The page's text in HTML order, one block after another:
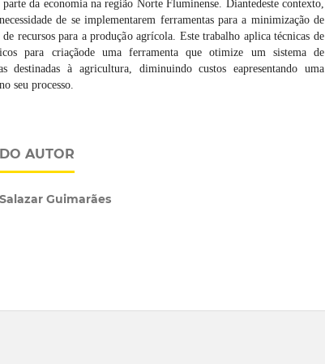
parte da economia na região Norte Fluminense. Diantedeste contexto,
de se implementarem ferramentas para a minimização de
de recursos para a produção agrícola. Este trabalho aplica técnicas de
para criaçãode uma ferramenta que otimize um sistema de
destinadas à agricultura, diminuindo custos eapresentando uma
seu processo.
AUTOR
Guimarães